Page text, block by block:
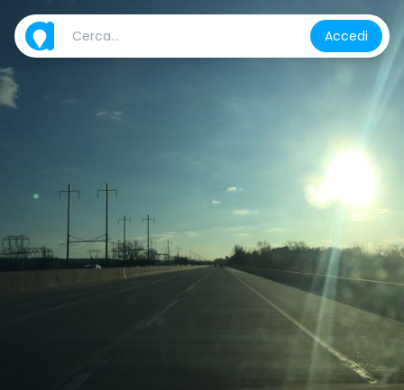
Accedi